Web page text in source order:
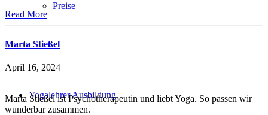
Preise
Yogalehrer Ausbildung
Read More
Marta Stießel
April 16, 2024
Marta Stießel ist Psychotherapeutin und liebt Yoga. So passen wir
wunderbar zusammen.